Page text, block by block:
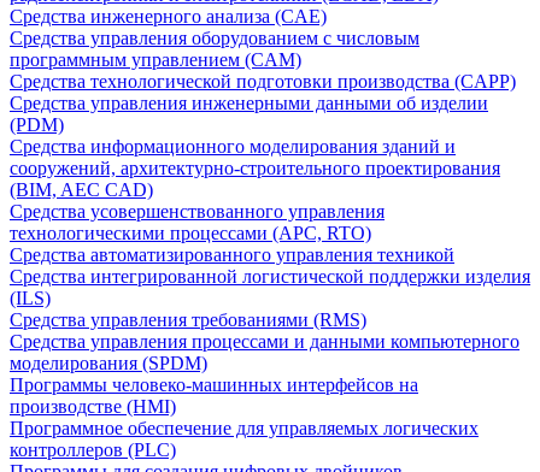
Средства инженерного анализа (CAE)
Средства управления оборудованием с числовым
программным управлением (CAM)
Средства технологической подготовки производства (CAPP)
Средства управления инженерными данными об изделии
(PDM)
Средства информационного моделирования зданий и
сооружений, архитектурно-строительного проектирования
(BIM, AEC CAD)
Средства усовершенствованного управления
технологическими процессами (APC, RTO)
Средства автоматизированного управления техникой
Средства интегрированной логистической поддержки изделия
(ILS)
Средства управления требованиями (RMS)
Средства управления процессами и данными компьютерного
моделирования (SPDM)
Программы человеко-машинных интерфейсов на
производстве (HMI)
Программное обеспечение для управляемых логических
контроллеров (PLC)